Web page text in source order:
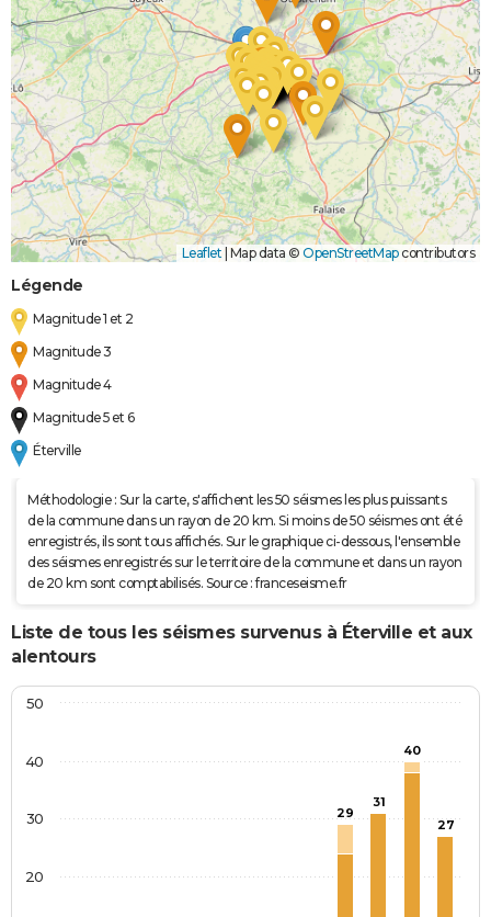
Leaflet Map data © OpenStreetMapcontributors
Légende
Magnitude 1 et 2
Magnitude 3
Magnitude 4
Magnitude 5 et 6
Éterville
Méthodologie : Sur la carte, s'affichent les 50 séismes les plus puissants
de la commune dans un rayon de 20 km. Si moins de 50 séismes ont été
enregistrés, ils sont tous affichés. Sur le graphique ci-dessous, l'ensemble
des séismes enregistrés sur le territoire de la commune et dans un rayon
de 20 km sont comptabilisés. Source : franceseisme.fr
Liste de tous les séismes survenus à Éterville et aux
alentours
29
31
40
27
20
30
40
50